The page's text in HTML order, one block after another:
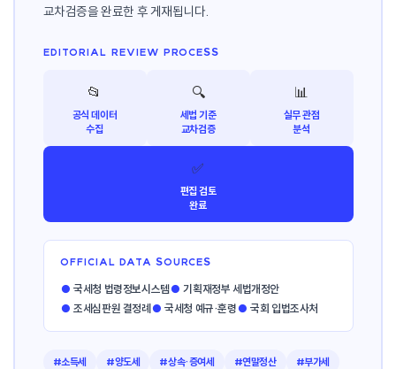
교차검증을 완료한 후 게재됩니다.
EDITORIAL REVIEW PROCESS
📂
공식 데이터
수집
🔍
세법 기준
교차검증
📊
실무 관점
분석
✅
편집 검토
완료
OFFICIAL DATA SOURCES
● 국세청 법령정보시스템● 기획재정부 세법개정안
● 조세심판원 결정례 ● 국세청 예규·훈령● 국회 입법조사처
#소득세 #양도세 #상속·증여세 #연말정산 #부가세